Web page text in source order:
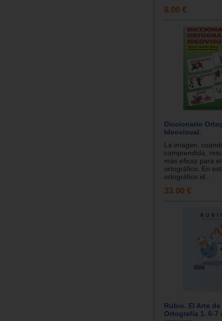
8.00 €
Diccionario
Ideovisual.
La imagen,
comprendida,
más eficaz para
ortográfico. En
ortográfico id...
33.00 €
Rubio. El Arte
Ortografía 1. 6-7